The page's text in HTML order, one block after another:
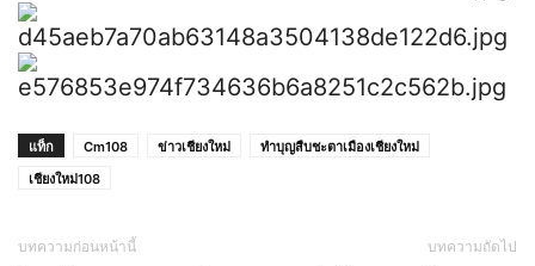
แท็ก Cm108 ข่าวเชียงใหม่
ทำบุญสืบชะตาเมืองเชียงใหม่
เชียงใหม่108
บทความก่อนหน้านี้ บทความถัดไป